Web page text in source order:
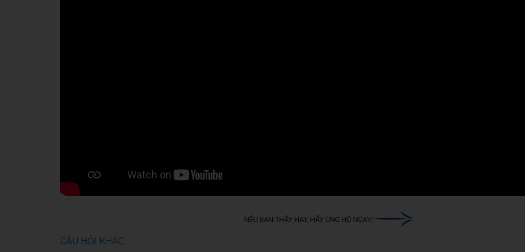
CÂU HỎI KHÁC